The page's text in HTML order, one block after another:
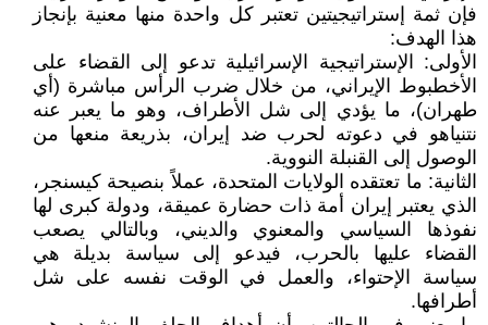
فإن ثمة إستراتيجيتين تعتبر كل واحدة منها معنية بإنجاز
هذا الهدف:
الأولى: الإستراتيجية الإسرائيلية تدعو إلى القضاء على
الأخطبوط الإيراني، من خلال ضرب الرأس مباشرة (أي
طهران)، ما يؤدي إلى شل الأطراف، وهو ما يعبر عنه
نتنياهو في دعوته لحرب ضد إيران، بذريعة منعها من
الوصول إلى القنبلة النووية.
الثانية: ما تعتقده الولايات المتحدة، عملاً بنصيحة كيسنجر،
الذي يعتبر إيران أمة ذات حضارة عميقة، ودولة كبرى لها
نفوذها السياسي والمعنوي والديني، وبالتالي يصعب
القضاء عليها بالحرب، فيدعو إلى سياسة بديلة هي
سياسة الإحتواء، والعمل في الوقت نفسه على شل
أطرافها.